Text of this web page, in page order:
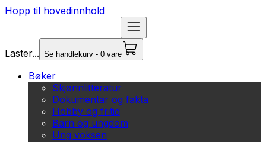
Hopp til hovedinnhold
Laster... Se handlekurv - 0 vare
Bøker
Skjønnlitteratur
Dokumentar og fakta
Hobby og fritid
Barn og ungdom
Ung voksen